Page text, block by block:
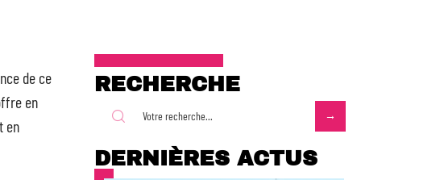
de ce
en
en
RECHERCHE
DERNIÈRES ACTUS